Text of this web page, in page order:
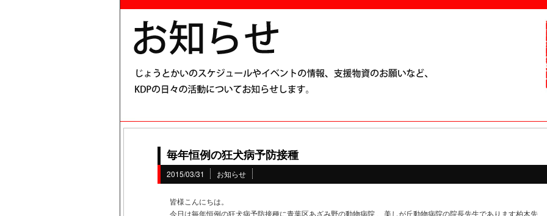
毎年恒例の狂犬病予防接種
2015/03/31 お知らせ
皆様こんにちは。
今日は毎年恒例の狂犬病予防接種に青葉区あざみ野の動物病院 、美しが丘動物病院の院長先生であります柏木先